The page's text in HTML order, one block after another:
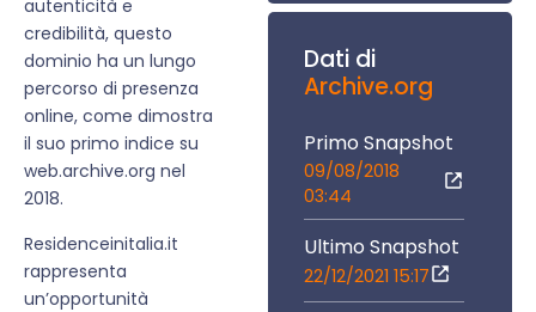
autenticità e
credibilità, questo
dominio ha un lungo
percorso di presenza
online, come dimostra
il suo primo indice su
web.archive.org nel
2018.
Residenceinitalia.it
rappresenta
un’opportunità
Dati di
Archive.org
Primo Snapshot
09/08/2018
03:44
Ultimo Snapshot
22/12/2021 15:17